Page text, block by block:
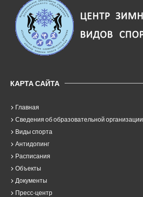
КАРТА САЙТА
Главная
Сведения об образовательной организации
Виды спорта
Антидопинг
Расписания
Объекты
Документы
Пресс-центр